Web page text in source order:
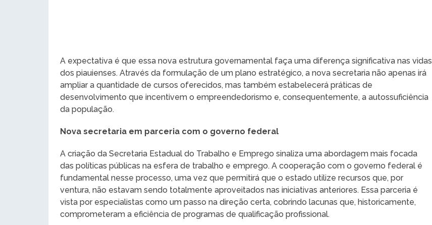
A expectativa é que essa nova estrutura governamental faça uma diferença significativa nas vidas
dos piauienses. Através da formulação de um plano estratégico, a nova secretaria não apenas irá
ampliar a quantidade de cursos oferecidos, mas também estabelecerá práticas de
desenvolvimento que incentivem o empreendedorismo e, consequentemente, a autossuficiência
da população.
Nova secretaria em parceria com o governo federal
A criação da Secretaria Estadual do Trabalho e Emprego sinaliza uma abordagem mais focada
das políticas públicas na esfera de trabalho e emprego. A cooperação com o governo federal é
fundamental nesse processo, uma vez que permitirá que o estado utilize recursos que, por
ventura, não estavam sendo totalmente aproveitados nas iniciativas anteriores. Essa parceria é
vista por especialistas como um passo na direção certa, cobrindo lacunas que, historicamente,
comprometeram a eficiência de programas de qualificação profissional.